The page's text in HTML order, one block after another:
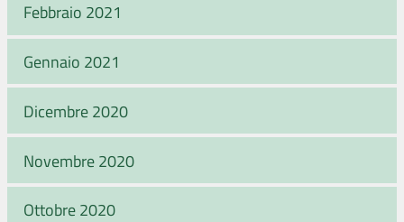
Febbraio 2021
Gennaio 2021
Dicembre 2020
Novembre 2020
Ottobre 2020